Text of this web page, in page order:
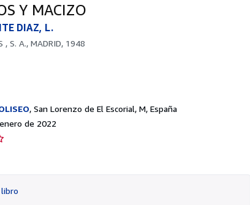
Y MACIZO
DIAZ, L.
, S. A., MADRID, 1948
, San Lorenzo de El Escorial, M, España
de 2022